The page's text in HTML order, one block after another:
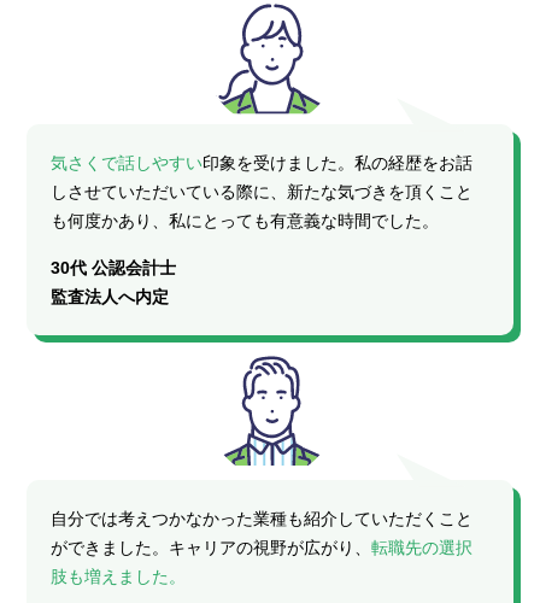
気さくで話しやすい印象を受けました。私の経歴をお話
しさせていただいている際に、新たな気づきを頂くこと
も何度かあり、私にとっても有意義な時間でした。
30代 公認会計士
監査法人へ内定
自分では考えつかなかった業種も紹介していただくこと
ができました。キャリアの視野が広がり、転職先の選択
肢も増えました。